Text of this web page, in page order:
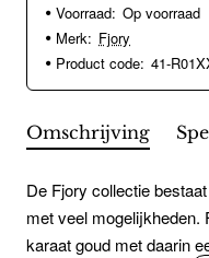
Voorraad: Op voorraad
Merk: Fjory
Product code: 41-
Omschrijving
De Fjory collectie
met veel mogelijkheden.
karaat goud met daarin